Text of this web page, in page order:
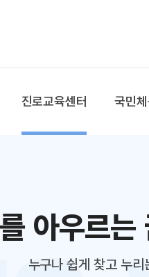
진로교육센터 국민
아우르는
누구나 쉽게 찾고 누